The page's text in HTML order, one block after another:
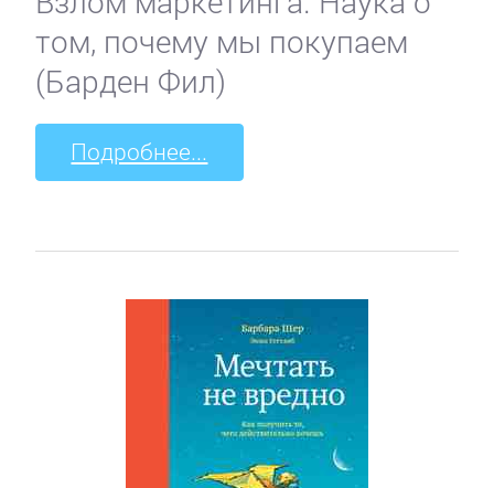
том, почему мы покупаем
(Барден Фил)
Подробнее...